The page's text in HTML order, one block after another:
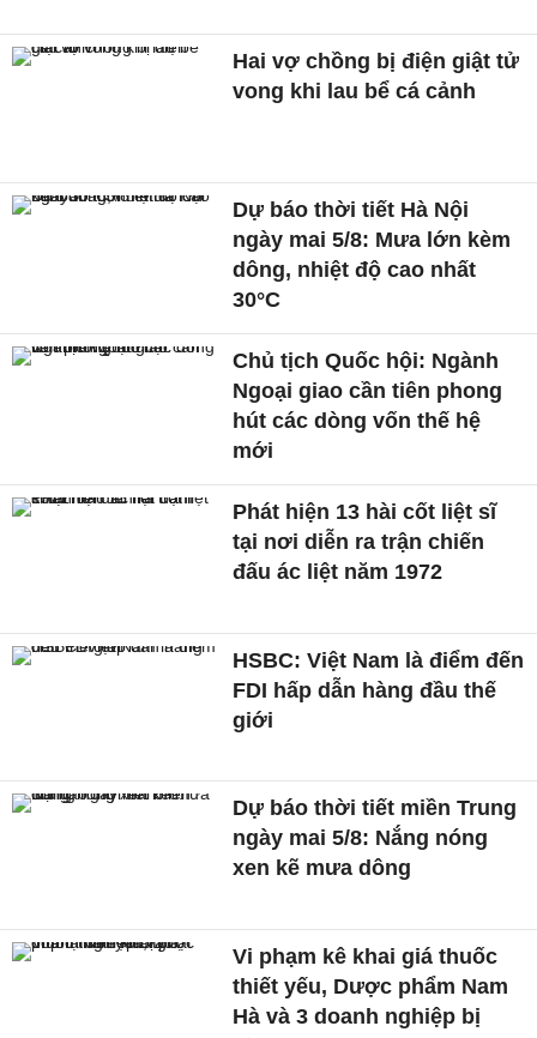
Hai vợ chồng bị điện giật tử
vong khi lau bể cá cảnh
Dự báo thời tiết Hà Nội
ngày mai 5/8: Mưa lớn kèm
dông, nhiệt độ cao nhất
30°C
Chủ tịch Quốc hội: Ngành
Ngoại giao cần tiên phong
hút các dòng vốn thế hệ
mới
Phát hiện 13 hài cốt liệt sĩ
tại nơi diễn ra trận chiến
đấu ác liệt năm 1972
HSBC: Việt Nam là điểm đến
FDI hấp dẫn hàng đầu thế
giới
Dự báo thời tiết miền Trung
ngày mai 5/8: Nắng nóng
xen kẽ mưa dông
Vi phạm kê khai giá thuốc
thiết yếu, Dược phẩm Nam
Hà và 3 doanh nghiệp bị